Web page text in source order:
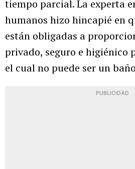
tiempo parcial. La experta
humanos hizo hincapié en
están obligadas a
privado, seguro e higiénico
el cual no puede ser un
PUBLICIDAD